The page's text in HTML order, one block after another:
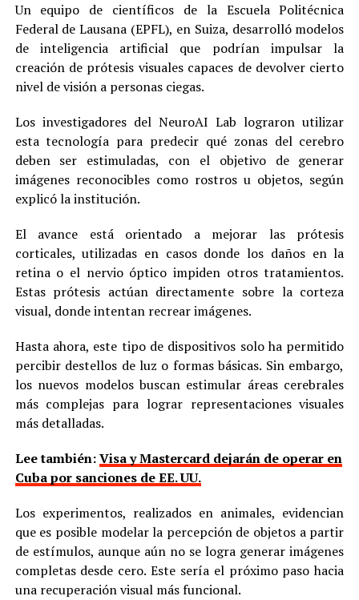
Un equipo de científicos de la Escuela Politécnica
Federal de Lausana (EPFL), en Suiza, desarrolló modelos
de inteligencia artificial que podrían impulsar la
creación de prótesis visuales capaces de devolver cierto
nivel de visión a personas ciegas.
Los investigadores del NeuroAI Lab lograron utilizar
esta tecnología para predecir qué zonas del cerebro
deben ser estimuladas, con el objetivo de generar
imágenes reconocibles como rostros u objetos, según
explicó la institución.
El avance está orientado a mejorar las prótesis
corticales, utilizadas en casos donde los daños en la
retina o el nervio óptico impiden otros tratamientos.
Estas prótesis actúan directamente sobre la corteza
visual, donde intentan recrear imágenes.
Hasta ahora, este tipo de dispositivos solo ha permitido
percibir destellos de luz o formas básicas. Sin embargo,
los nuevos modelos buscan estimular áreas cerebrales
más complejas para lograr representaciones visuales
más detalladas.
Lee también:Visa y Mastercard dejarán de operar en
Cuba por sanciones de EE. UU.
Los experimentos, realizados en animales, evidencian
que es posible modelar la percepción de objetos a partir
de estímulos, aunque aún no se logra generar imágenes
completas desde cero. Este sería el próximo paso hacia
una recuperación visual más funcional.